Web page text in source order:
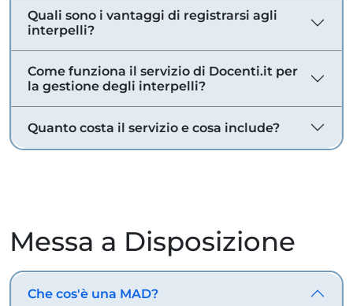
Quali sono i vantaggi di registrarsi agli
interpelli?
Come funziona il servizio di Docenti.it per
la gestione degli interpelli?
Quanto costa il servizio e cosa include?
Messa a Disposizione
Che cos'è una MAD?